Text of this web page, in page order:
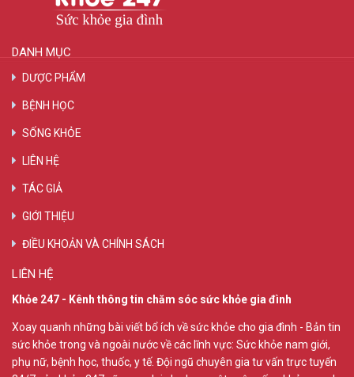
DANH MỤC
DƯỢC PHẨM
BỆNH HỌC
SỐNG KHỎE
LIÊN HỆ
TÁC GIẢ
GIỚI THIỆU
ĐIỀU KHOẢN VÀ CHÍNH SÁCH
LIÊN HỆ
Khỏe 247 - Kênh thông tin chăm sóc sức khỏe gia đình
Xoay quanh những bài viết bổ ích về sức khỏe cho gia đình - Bản tin
sức khỏe trong và ngoài nước về các lĩnh vực: Sức khỏe nam giới,
phụ nữ, bệnh học, thuốc, y tế. Đội ngũ chuyên gia tư vấn trực tuyến